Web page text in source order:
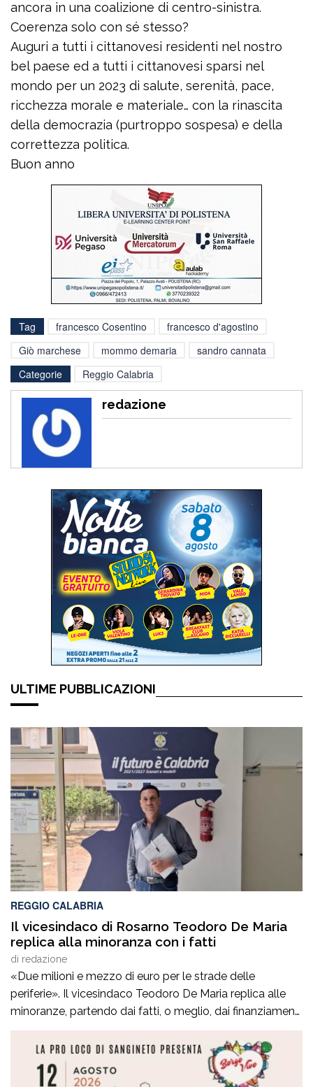
ancora in una coalizione di centro-sinistra.
Coerenza solo con sé stesso?
Auguri a tutti i cittanovesi residenti nel nostro
bel paese ed a tutti i cittanovesi sparsi nel
mondo per un 2023 di salute, serenità, pace,
ricchezza morale e materiale… con la rinascita
della democrazia (purtroppo sospesa) e della
correttezza politica.
Buon anno
Tag francesco Cosentino
francesco d'agostino
Giò marchese
mommo demaria
sandro cannata
Categorie
Reggio Calabria
redazione
ULTIME PUBBLICAZIONI
REGGIO CALABRIA
Il vicesindaco di Rosarno Teodoro De Maria
replica alla minoranza con i fatti
di redazione
«Due milioni e mezzo di euro per le strade delle
periferie». Il vicesindaco Teodoro De Maria replica alle
minoranze, partendo dai fatti, o meglio, dai finanziamenti
ministeriali ottenuti. «Le minoranze continuano a
criticare, ma noi rispondiamo con le carte in mano e con i
soldi già ottenuti e disponibili per essere investiti sul
territorio», afferma […]